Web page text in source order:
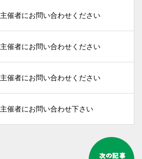
主催者にお問い合わせください
主催者にお問い合わせください
主催者にお問い合わせください
主催者にお問い合わせ下さい